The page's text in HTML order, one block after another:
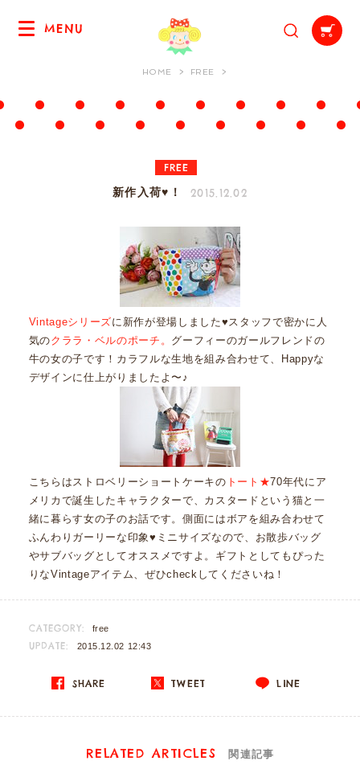
MENU
HOME FREE
FREE
新作入荷♥！ 2015.12.02
Vintageシリーズに新作が登場しました♥スタッフで密かに人
気のクララ・ベルのポーチ。 グーフィーのガールフレンドの
牛の女の子です！カラフルな生地を組み合わせて、Happyな
デザインに仕上がりましたよ〜♪
こちらはストロベリーショートケーキの トート★70年代にア
メリカで誕生したキャラクターで、カスタードという猫と一
緒に暮らす女の子のお話です。側面にはボアを組み合わせて
ふんわりガーリーな印象♥ミニサイズなので、お散歩バッグ
やサブバッグとしてオススメですよ。ギフトとしてもぴった
りなVintageアイテム、ぜひcheckしてくださいね！
CATEGORY: free
UPDATE: 2015.12.02 12:43
SHARE TWEET LINE
RELATED ARTICLES 関連記事